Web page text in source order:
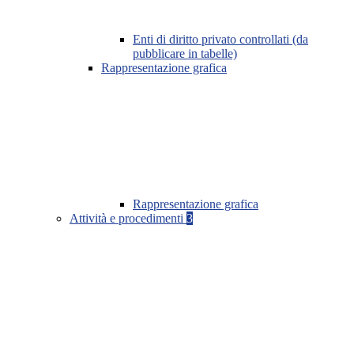
Enti di diritto privato controllati (da
pubblicare in tabelle)
Rappresentazione grafica
Rappresentazione grafica
Attività e procedimenti 3